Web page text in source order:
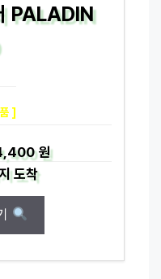
PALADIN
]
원
도착